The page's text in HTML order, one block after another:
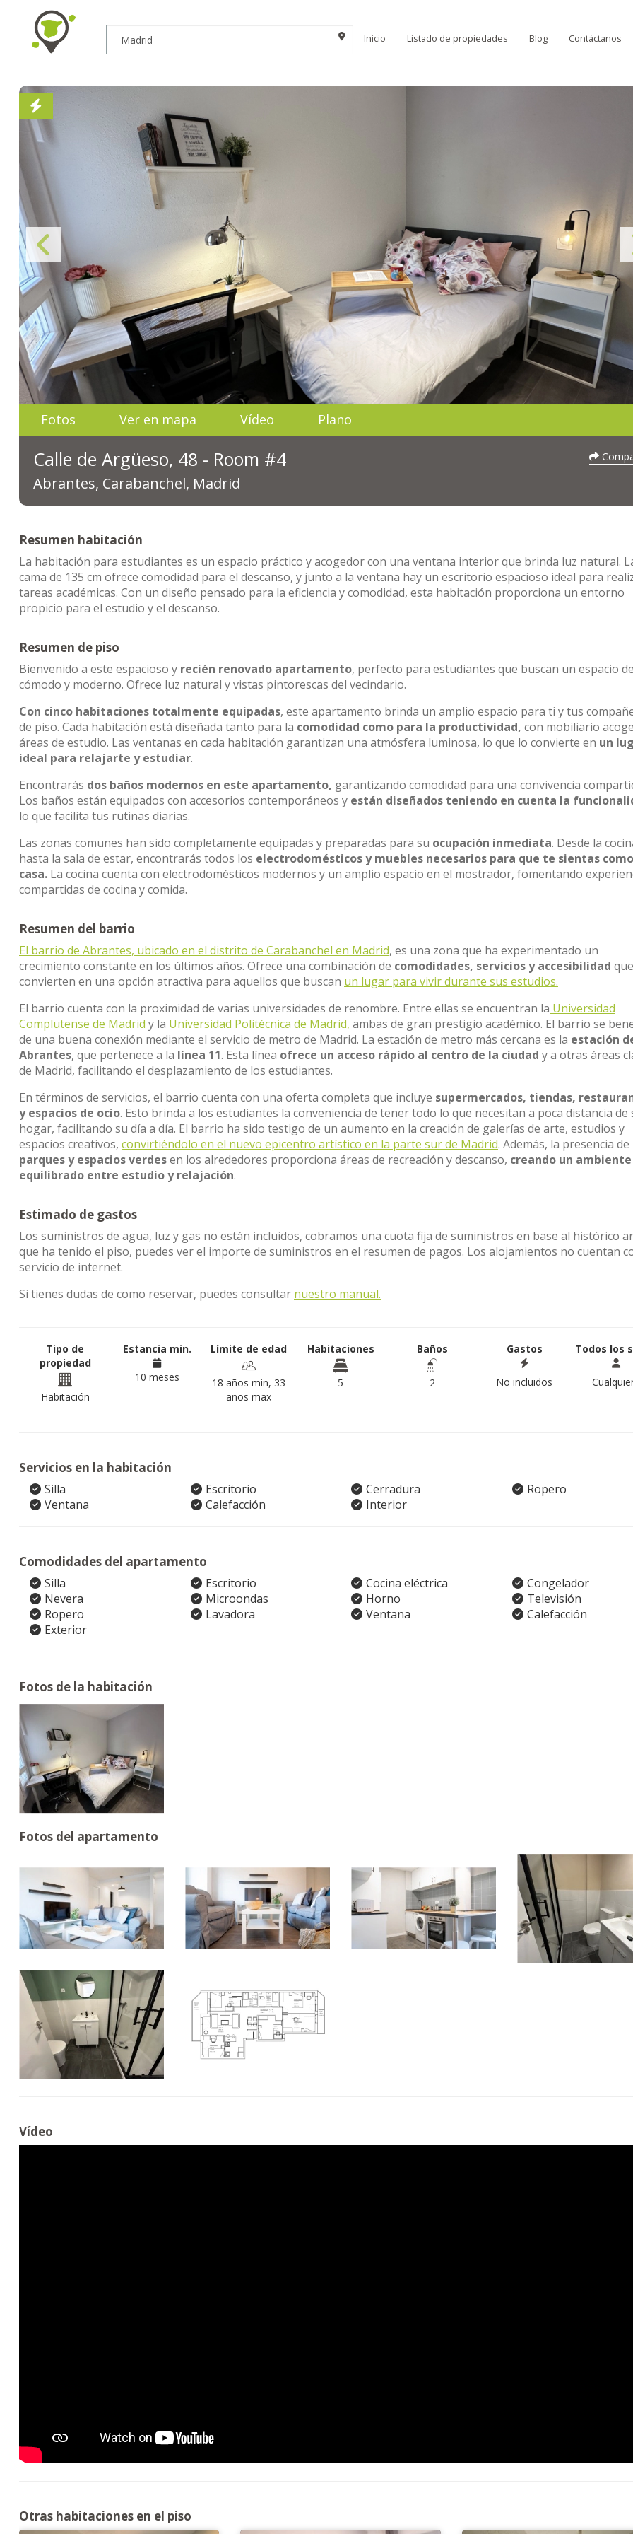
Inicio Listado de propiedades Blog Contáctanos
Fotos Ver en mapa Vídeo Plano
Calle de Argüeso, 48 - Room #4
Abrantes, Carabanchel, Madrid
Resumen habitación
La habitación para estudiantes es un espacio práctico y acogedor con una ventana interior que brinda luz natural.
cama de 135 cm ofrece comodidad para el descanso, y junto a la ventana hay un escritorio espacioso ideal para
tareas académicas. Con un diseño pensado para la eficiencia y comodidad, esta habitación proporciona un entorno
propicio para el estudio y el descanso.
Resumen de piso
Bienvenido a este espacioso y recién renovado apartamento, perfecto para estudiantes que buscan un espacio
cómodo y moderno. Ofrece luz natural y vistas pintorescas del vecindario.
Con cinco habitaciones totalmente equipadas, este apartamento brinda un amplio espacio para ti y tus
de piso. Cada habitación está diseñada tanto para la comodidad como para la productividad, con mobiliario
áreas de estudio. Las ventanas en cada habitación garantizan una atmósfera luminosa, lo que lo convierte en un
ideal para relajarte y estudiar.
Encontrarás dos baños modernos en este apartamento, garantizando comodidad para una convivencia
Los baños están equipados con accesorios contemporáneos y están diseñados teniendo en cuenta la
lo que facilita tus rutinas diarias.
Las zonas comunes han sido completamente equipadas y preparadas para su ocupación inmediata. Desde la
hasta la sala de estar, encontrarás todos los electrodomésticos y muebles necesarios para que te sientas
casa. La cocina cuenta con electrodomésticos modernos y un amplio espacio en el mostrador, fomentando
compartidas de cocina y comida.
Resumen del barrio
El barrio de Abrantes, ubicado en el distrito de Carabanchel en Madrid, es una zona que ha experimentado un
crecimiento constante en los últimos años. Ofrece una combinación de comodidades, servicios y accesibilidad
convierten en una opción atractiva para aquellos que buscan un lugar para vivir durante sus estudios.
El barrio cuenta con la proximidad de varias universidades de renombre. Entre ellas se encuentran la Universidad
Complutense de Madrid y la Universidad Politécnica de Madrid, ambas de gran prestigio académico. El barrio se
de una buena conexión mediante el servicio de metro de Madrid. La estación de metro más cercana es la estación
Abrantes, que pertenece a la línea 11. Esta línea ofrece un acceso rápido al centro de la ciudad y a otras áreas
de Madrid, facilitando el desplazamiento de los estudiantes.
En términos de servicios, el barrio cuenta con una oferta completa que incluye supermercados, tiendas,
y espacios de ocio. Esto brinda a los estudiantes la conveniencia de tener todo lo que necesitan a poca distancia de
hogar, facilitando su día a día. El barrio ha sido testigo de un aumento en la creación de galerías de arte, estudios y
espacios creativos, convirtiéndolo en el nuevo epicentro artístico en la parte sur de Madrid. Además, la presencia de
parques y espacios verdesen los alrededores proporciona áreas de recreación y descanso, creando un ambiente
equilibrado entre estudio y relajación.
Estimado de gastos
Los suministros de agua, luz y gas no están incluidos, cobramos una cuota fija de suministros en base al histórico
que ha tenido el piso, puedes ver el importe de suministros en el resumen de pagos. Los alojamientos no cuentan
servicio de internet.
Si tienes dudas de como reservar, puedes consultar nuestro manual.
Tipo de
propiedad
Habitación
Estancia min.
10 meses
Límite de edad
18 años min, 33
años max
Habitaciones
5
Baños
2
Gastos
No incluidos
Todos los
Servicios en la habitación
Silla Escritorio Cerradura
Ropero
Ventana
Calefacción Interior
Comodidades del apartamento
Silla Escritorio Cocina eléctrica
Congelador
Nevera
Microondas Horno
Televisión
Ropero
Lavadora Ventana
Calefacción
Exterior
Fotos de la habitación
Fotos del apartamento
Vídeo
Otras habitaciones en el piso